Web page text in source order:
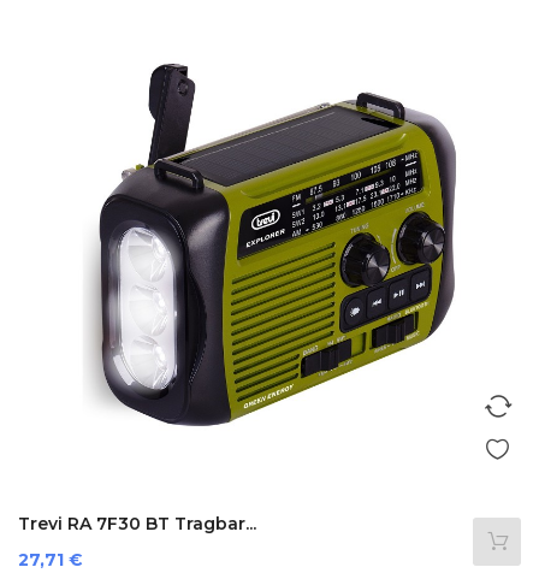
Trevi RA 7F30 BT Tragbar...
Preis
27,71 €